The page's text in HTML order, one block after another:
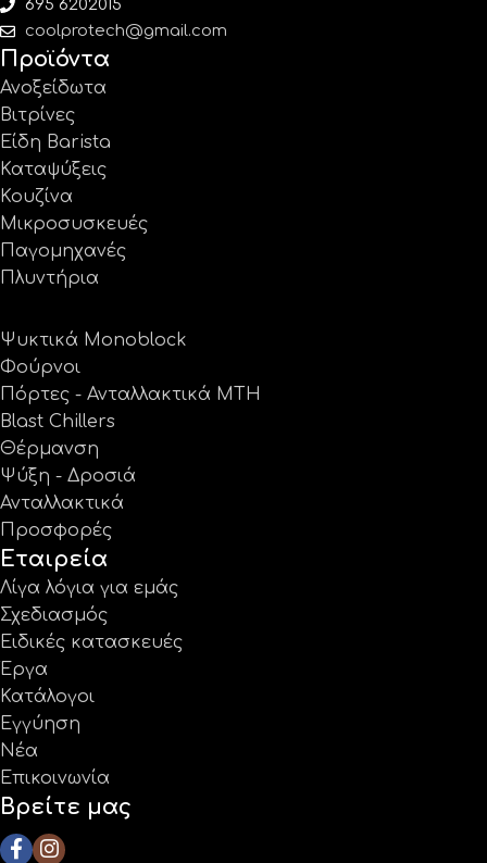
695 6202015
coolprotech@gmail.com
Προϊόντα
Ανοξείδωτα
Βιτρίνες
Είδη Barista
Καταψύξεις
Κουζίνα
Μικροσυσκευές
Παγομηχανές
Πλυντήρια
Ψυκτικά Monoblock
Φούρνοι
Πόρτες - Ανταλλακτικά MTH
Blast Chillers
Θέρμανση
Ψύξη - Δροσιά
Ανταλλακτικά
Προσφορές
Εταιρεία
Λίγα λόγια για εμάς
Σχεδιασμός
Ειδικές κατασκευές
Έργα
Κατάλογοι
Εγγύηση
Νέα
Επικοινωνία
Βρείτε μας